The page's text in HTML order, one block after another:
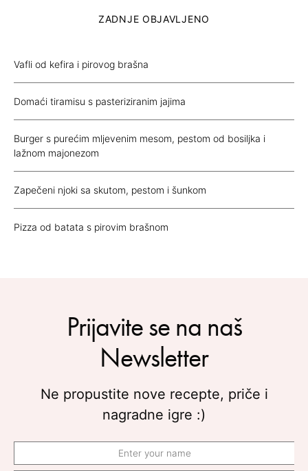
ZADNJE OBJAVLJENO
Vafli od kefira i pirovog brašna
Domaći tiramisu s pasteriziranim jajima
Burger s purećim mljevenim mesom, pestom od bosiljka i
lažnom majonezom
Zapečeni njoki sa skutom, pestom i šunkom
Pizza od batata s pirovim brašnom
Prijavite se na naš
Newsletter
Ne propustite nove recepte, priče i
nagradne igre :)